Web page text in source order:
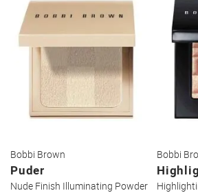
Bobbi Brown
Puder
Nude Finish Illuminating Powder
Bobbi